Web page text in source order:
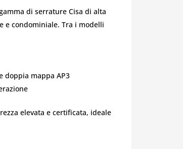
di serrature Cisa di alta
e condominiale. Tra i modelli
doppia mappa AP3
elevata e certificata, ideale